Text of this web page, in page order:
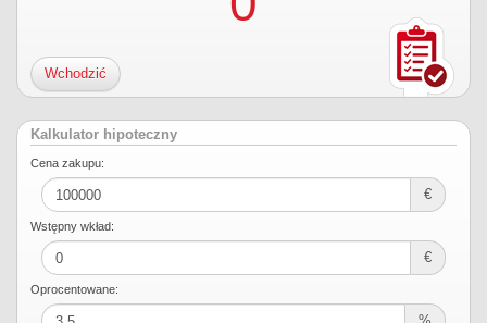
Wchodzić
Kalkulator hipoteczny
Cena zakupu:
€
Wstępny wkład:
€
Oprocentowane: